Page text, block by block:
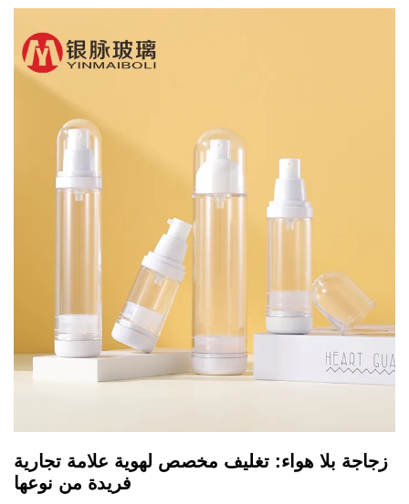
زجاجة بلا هواء: تغليف مخصص لهوية علامة تجارية
فريدة من نوعها